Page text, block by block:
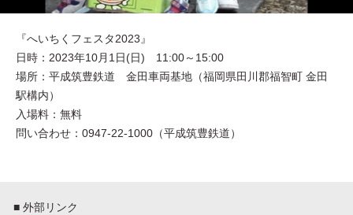
『へいちくフェスタ2023』
日時：2023年10月1日(日) 11:00～15:00
場所：平成筑豊鉄道 金田車両基地（福岡県田川郡福智町 金田
駅構内）
入場料：無料
問い合わせ：0947-22-1000（平成筑豊鉄道）
■ 外部リンク